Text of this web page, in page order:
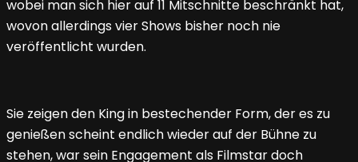
wobei man sich hier auf 11 Mitschnitte beschränkt hat,
wovon allerdings vier Shows bisher noch nie
veröffentlicht wurden.
Sie zeigen den King in bestechender Form, der es zu
genießen scheint endlich wieder auf der Bühne zu
stehen, war sein Engagement als Filmstar doch